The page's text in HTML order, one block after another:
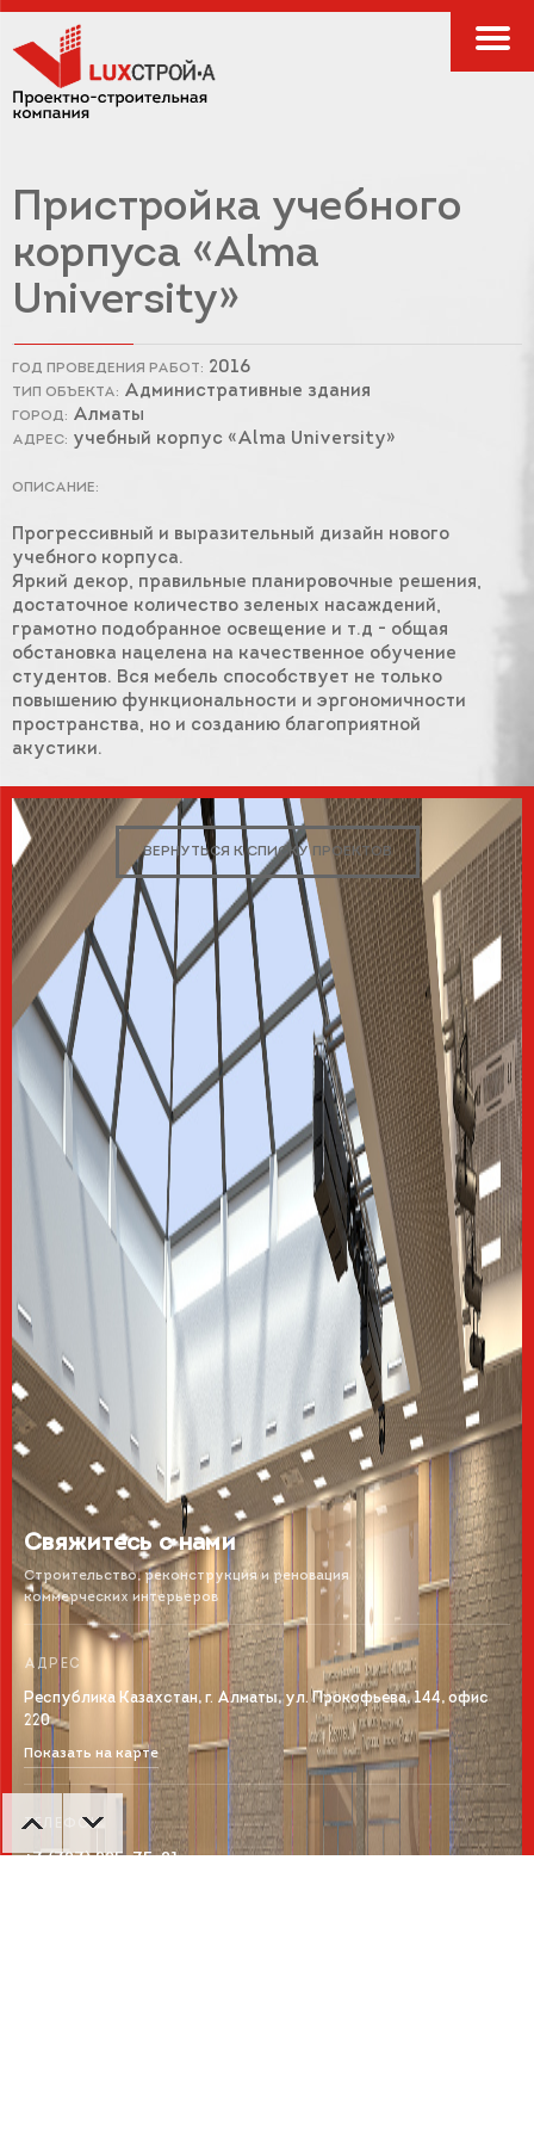
Пристройка учебного
корпуса «Alma
University»
ГОД ПРОВЕДЕНИЯ РАБОТ: 2016
ТИП ОБЪЕКТА: Административные здания
ГОРОД: Алматы
АДРЕС: учебный корпус «Alma University»
ОПИСАНИЕ:
Прогрессивный и выразительный дизайн нового
учебного корпуса.
Яркий декор, правильные планировочные решения,
достаточное количество зеленых насаждений,
грамотно подобранное освещение и т.д - общая
обстановка нацелена на качественное обучение
студентов. Вся мебель способствует не только
повышению функциональности и эргономичности
пространства, но и созданию благоприятной
акустики.
ВЕРНУТЬСЯ К СПИСКУ ПРОЕКТОВ
Свяжитесь с нами
Строительство, реконструкция и реновация
коммерческих интерьеров
АДРЕС
Республика Казахстан, г. Алматы, ул. Прокофьева, 144, офис
220
Показать на карте
ТЕЛЕФОН
+7 (727) 225-75-21